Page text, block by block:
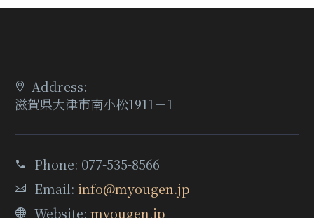
Address:
滋賀県大津市南小松1911－1
Phone: 077-535-8566
Email: info@myougen.jp
Website: myougen.jp